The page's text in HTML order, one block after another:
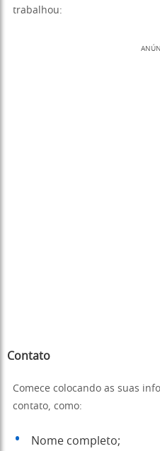
trabalhou:
Contato
Comece colocando as suas
contato, como:
Nome completo;